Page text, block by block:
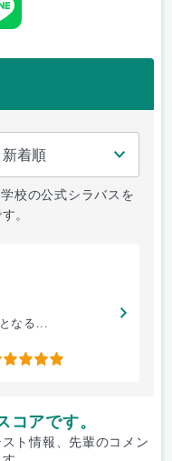
校の公式シラバスを
。
なる...
コアです。
ト情報、先輩のコメン